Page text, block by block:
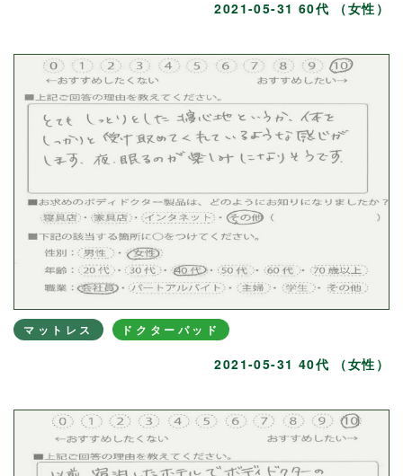
2021-05-31 60代 （女性）
マットレス ドクターパッド
2021-05-31 40代 （女性）